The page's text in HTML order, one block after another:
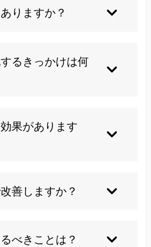
クも選択肢です。
りますか？
存的治療があります。
るきっかけは何
きっかけになります。
果があります
にはなりにくいです。
善しますか？
己流は注意が必要です。
べきことは？